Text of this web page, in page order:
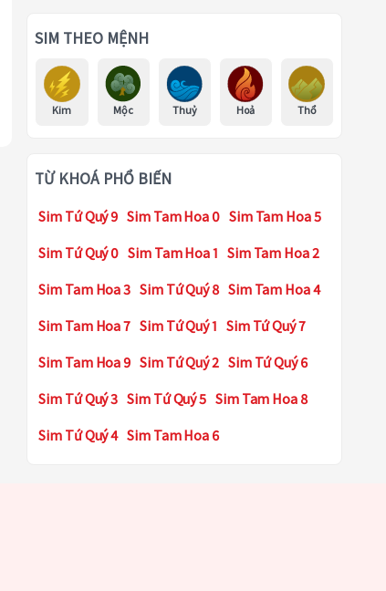
SIM THEO MỆNH
Kim Mộc Thuỷ Hoả Thổ
TỪ KHOÁ PHỔ BIẾN
Sim Tứ Quý 9 Sim Tam Hoa 0 Sim Tam Hoa 5
Sim Tứ Quý 0 Sim Tam Hoa 1 Sim Tam Hoa 2
Sim Tam Hoa 3 Sim Tứ Quý 8 Sim Tam Hoa 4
Sim Tam Hoa 7 Sim Tứ Quý 1 Sim Tứ Quý 7
Sim Tam Hoa 9 Sim Tứ Quý 2 Sim Tứ Quý 6
Sim Tứ Quý 3 Sim Tứ Quý 5 Sim Tam Hoa 8
Sim Tứ Quý 4 Sim Tam Hoa 6